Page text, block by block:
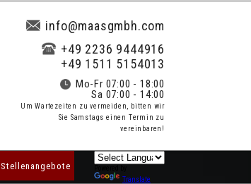
info@maasgmbh.com
+49 2236 9444916
+49 1511 5154013
Mo-Fr 07:00 - 18:00
Sa 07:00 - 14:00
Um Wartezeiten zu vermeiden, bitten wir
Sie Samstags einen Termin zu
vereinbaren!
Stellenangebote
Translate